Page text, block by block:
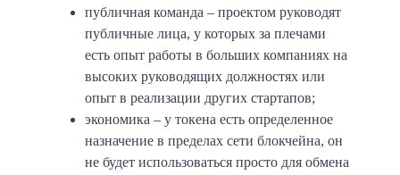
публичная команда – проектом руководят
публичные лица, у которых за плечами
есть опыт работы в больших компаниях на
высоких руководящих должностях или
опыт в реализации других стартапов;
экономика – у токена есть определенное
назначение в пределах сети блокчейна, он
не будет использоваться просто для обмена